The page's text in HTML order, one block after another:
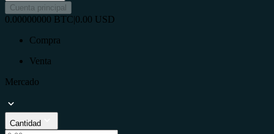
Cuenta principal
0.00000000 BTC|0.00 USD
Compra
Venta
Mercado
Cantidad